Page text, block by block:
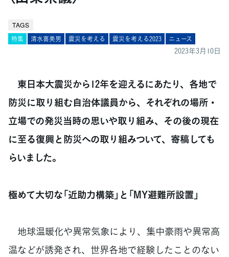
TAGS
特集 清水喜美男 震災を考える 震災を考える2023 ニュース
2023年3月10日
東日本大震災から12年を迎えるにあたり、各地で
防災に取り組む自治体議員から、それぞれの場所・
立場での発災当時の思いや取り組み、その後の現在
に至る復興と防災への取り組みついて、寄稿しても
らいました。
極めて大切な「近助力構築」と「MY避難所設置」
地球温暖化や異常気象により、集中豪雨や異常高
温などが誘発され、世界各地で経験したことのない